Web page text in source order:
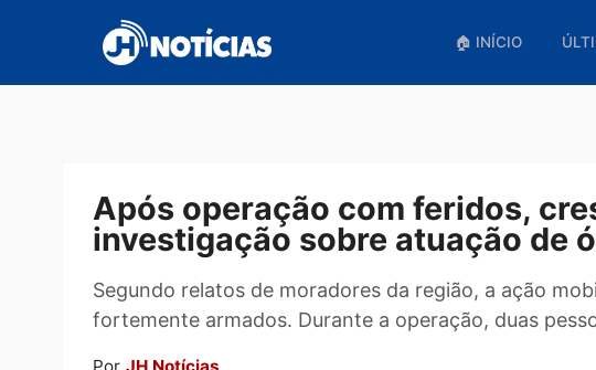
conteúdo
🏠 INÍCIO
Após operação com feridos,
investigação sobre atuação
Segundo relatos de moradores da região, a
fortemente armados. Durante a operação,